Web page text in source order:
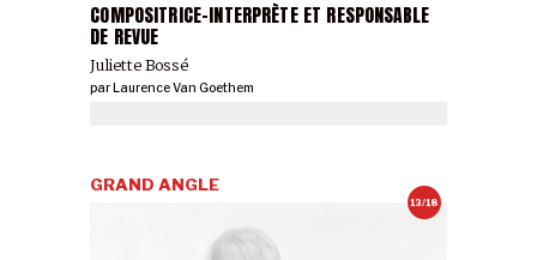
COMPOSITRICE-INTERPRÈTE ET RESPONSABLE
DE REVUE
Juliette Bossé
par Laurence Van Goethem
13/18
GRAND ANGLE